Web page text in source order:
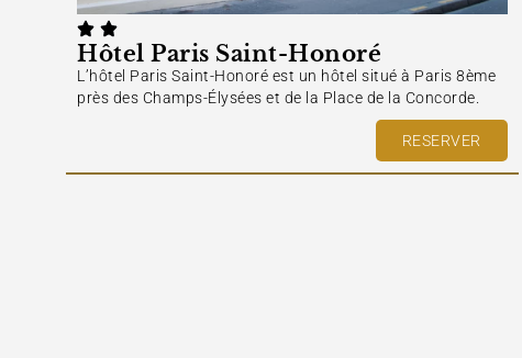
Hôtel Paris Saint-Honoré
L’hôtel Paris Saint-Honoré est un hôtel situé à Paris 8ème
près des Champs-Élysées et de la Place de la Concorde.
RESERVER